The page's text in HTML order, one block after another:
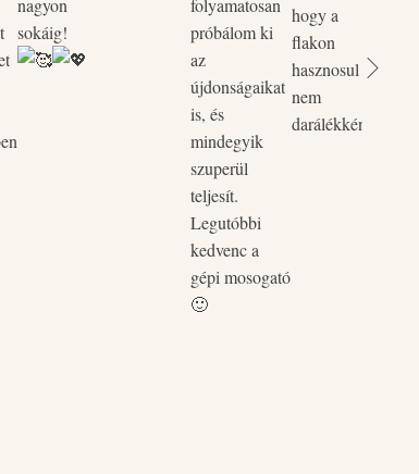
nagyon
sokáig!
folyamatosan
próbálom ki
az
újdonságaikat
is, és
mindegyik
szuperül
teljesít.
Legutóbbi
kedvenc a
gépi mosogató
🙂
hogy a
flakon
hasznosul
nem
darálékként.